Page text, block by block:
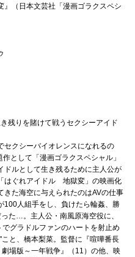
』（日本文芸社「漫画ゴラクスペシ
残りを賭けて戦うセクシーアイド
セクシーバイオレンスになれるの
として「漫画ゴラクスペシャル」
ドルとして生き残るために主人公が
はぐれアイドル 地獄変」の映画化
た海空に与えられたのはAVの仕事
100人組手をし、負けたら輪姦、勝
た…。主人公・南風原海空役に、
グラドルファンのハートを射止め
と、橋本梨菜。監督に『喧嘩番長
場版～一年戦争』（11）の他、映